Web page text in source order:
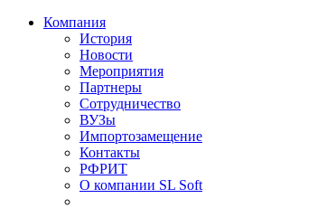
Компания
История
Новости
Мероприятия
Партнеры
Сотрудничество
ВУЗы
Импортозамещение
Контакты
РФРИТ
О компании SL Soft